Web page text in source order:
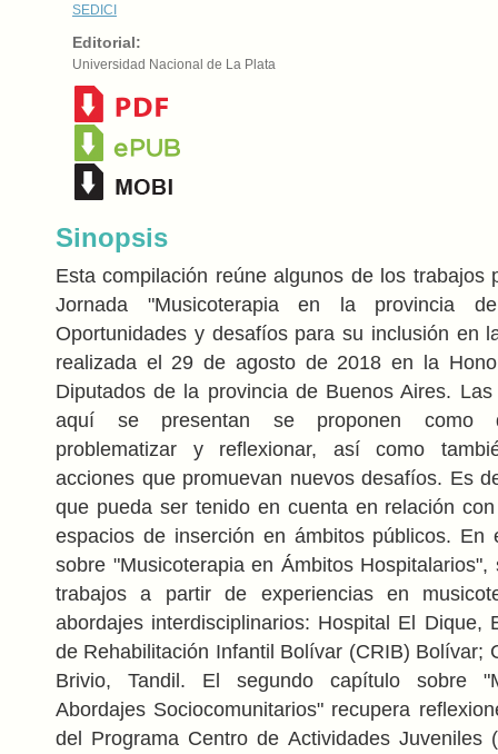
SEDICI
Editorial:
Universidad Nacional de La Plata
Sinopsis
Esta compilación reúne algunos de los trabajos
Jornada "Musicoterapia en la provincia
Oportunidades y desafíos para su inclusión en
realizada el 29 de agosto de 2018 en la
Diputados de la provincia de Buenos Aires.
aquí se presentan se proponen como
problematizar y reflexionar, así como
acciones que promuevan nuevos desafíos. Es
que pueda ser tenido en cuenta en relación
espacios de inserción en ámbitos públicos. En
sobre "Musicoterapia en Ámbitos Hospitalarios",
trabajos a partir de experiencias en
abordajes interdisciplinarios: Hospital El Dique,
de Rehabilitación Infantil Bolívar (CRIB) Bolívar;
Brivio, Tandil. El segundo capítulo sobre
Abordajes Sociocomunitarios" recupera
del Programa Centro de Actividades Juveniles